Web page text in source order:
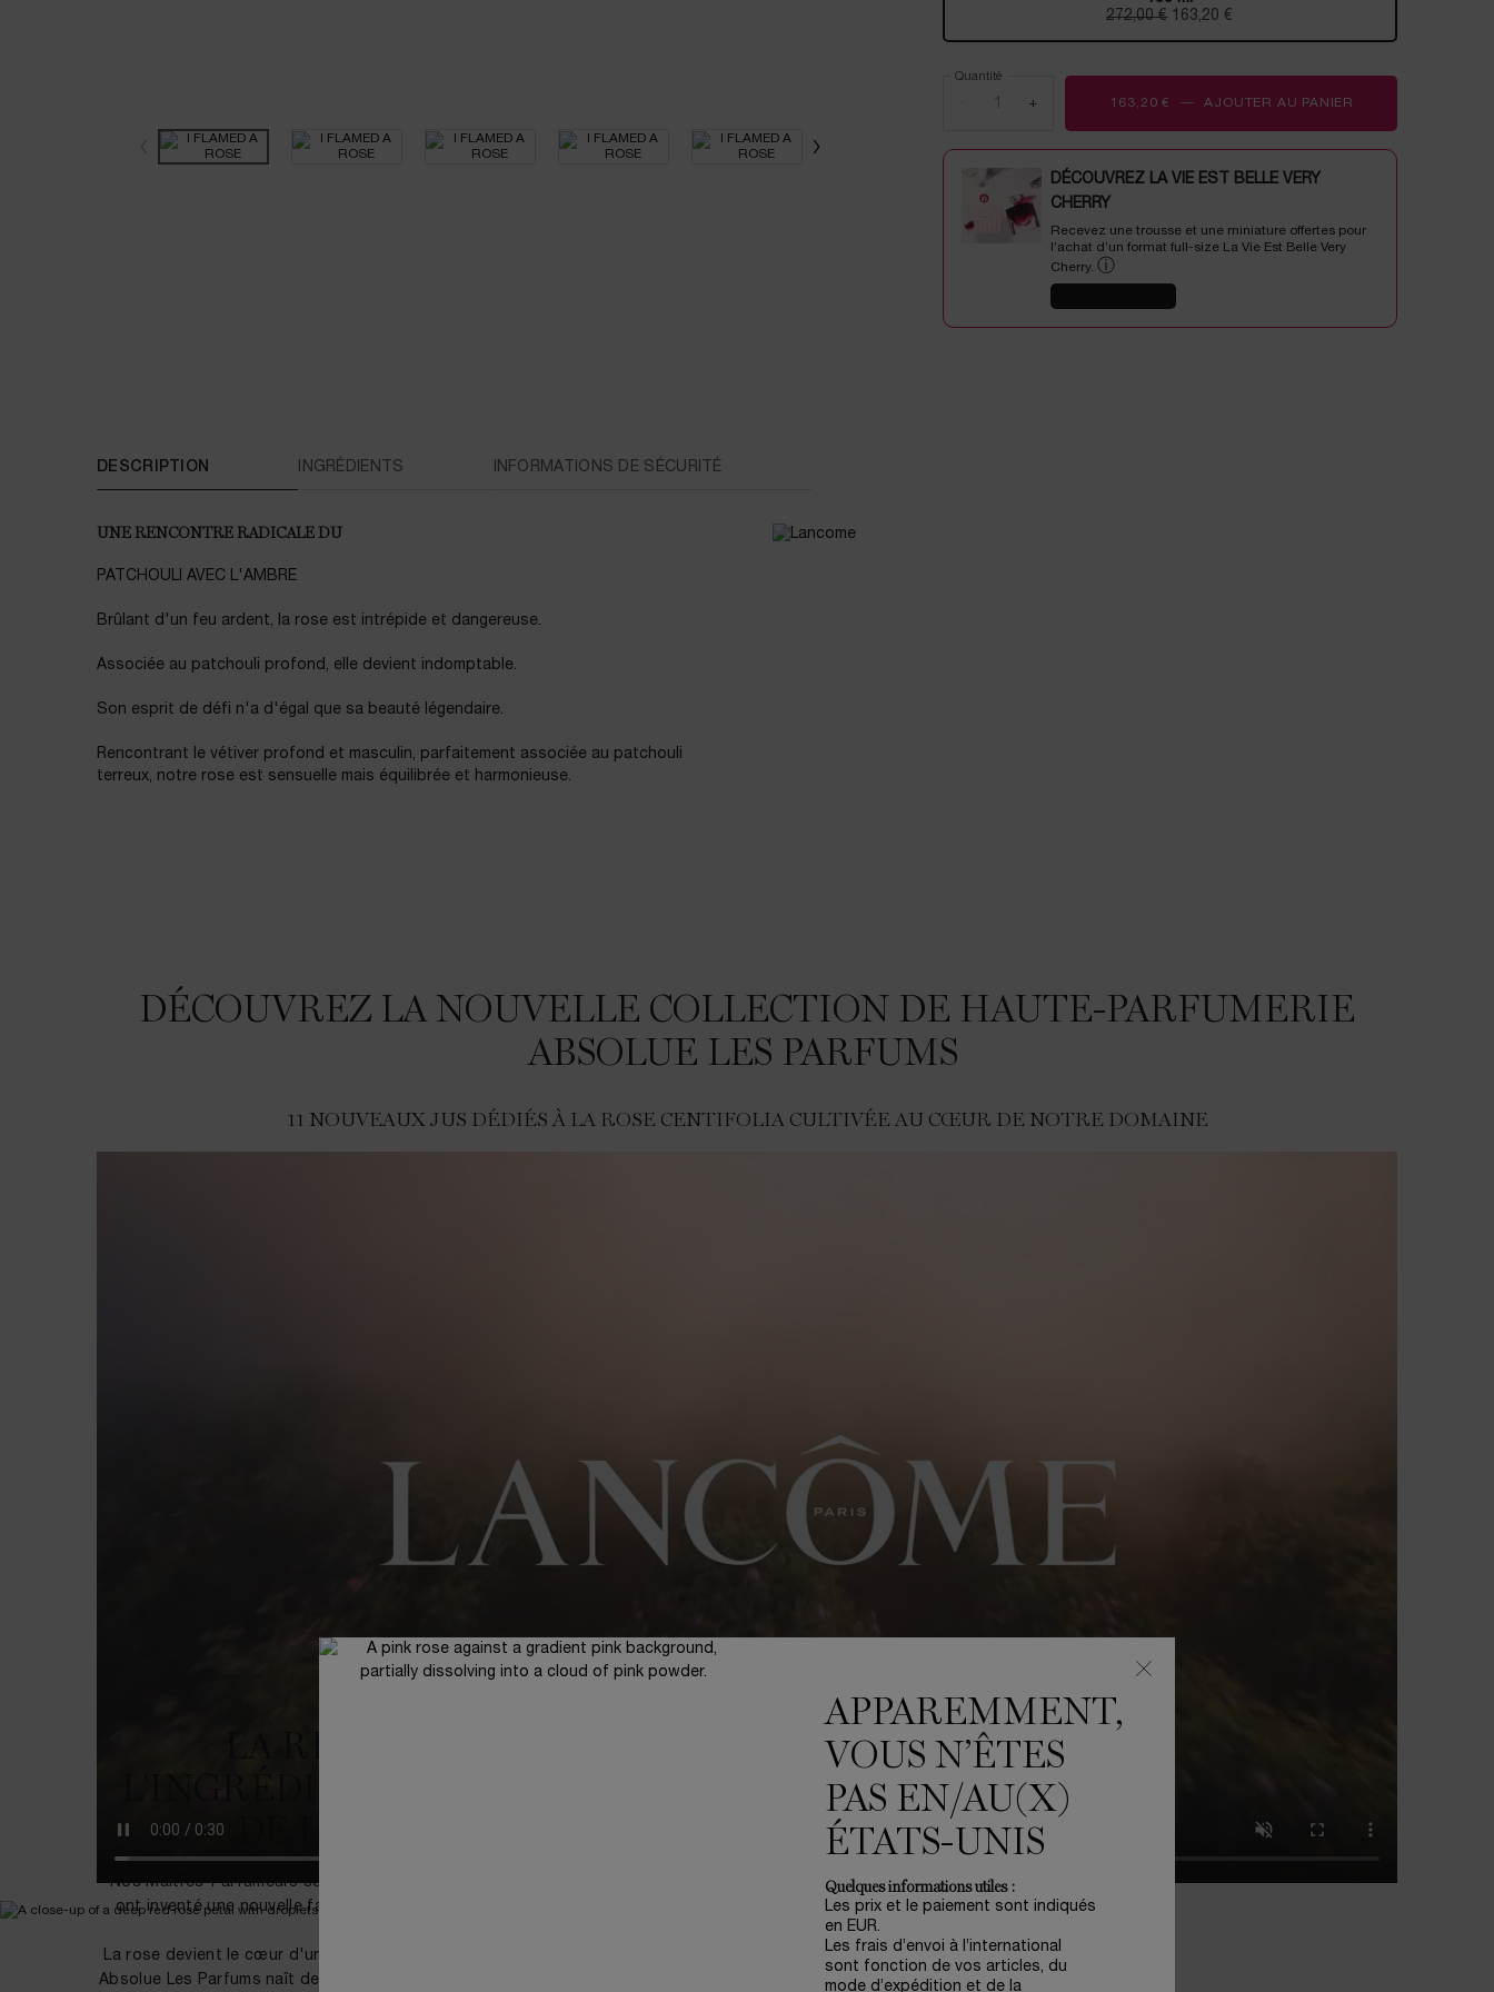
Selected
Ancien prix
272,00 € Nouveau prix
163,20 €
, 1 of 1
Quantité
+ 163,20 € ― AJOUTER AU PANIER
DÉCOUVREZ LA VIE EST BELLE VERY
CHERRY
Recevez une trousse et une miniature offertes pour
l’achat d’un format full-size La Vie Est Belle Very
Cherry. ⓘ
DESCRIPTION INGRÉDIENTS INFORMATIONS DE SÉCURITÉ
UNE RENCONTRE RADICALE DU
PATCHOULI AVEC L'AMBRE
Brûlant d'un feu ardent, la rose est intrépide et dangereuse.
Associée au patchouli profond, elle devient indomptable.
Son esprit de défi n'a d'égal que sa beauté légendaire.
Rencontrant le vétiver profond et masculin, parfaitement associée au patchouli
terreux, notre rose est sensuelle mais équilibrée et harmonieuse.
DÉCOUVREZ LA NOUVELLE COLLECTION DE HAUTE-PARFUMERIE
ABSOLUE LES PARFUMS ​
11 NOUVEAUX JUS DÉDIÉS À LA ROSE CENTIFOLIA CULTIVÉE AU CŒUR DE NOTRE DOMAINE​
Nos Maîtres-Parfumeurs se sont affranchis de la pyramide olfactive classique et
ont inventé une nouvelle façon de construire un parfum avec la construction en
La rose devient le cœur d'une symphonie olfactive. Chaque parfum de la collection
Absolue Les Parfums naît de la fusion de la rose exclusive Lancôme et d'un élément
APPAREMMENT,
VOUS N’ÊTES
PAS EN/AU(X)
ÉTATS-UNIS
Quelques informations utiles :
Les prix et le paiement sont indiqués
en EUR.
Les frais d’envoi à l’international
sont fonction de vos articles, du
mode d’expédition et de la